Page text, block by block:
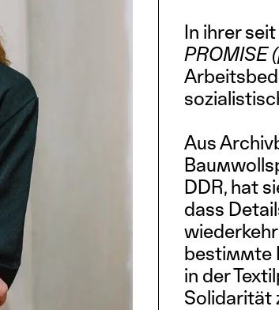
In ihrer
PROMISE
Aus
DDR, hat
dass
bestimmte
in der
Solidarität